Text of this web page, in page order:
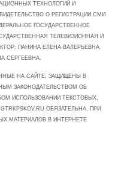
ТЕХНОЛОГИЙ И
О РЕГИСТРАЦИИ СМИ
ГОСУДАРСТВЕННОЕ
ТЕЛЕВИЗИОННАЯ И
ПАНИНА ЕЛЕНА ВАЛЕРЬЕВНА.
СЕРГЕЕВНА.
НА САЙТЕ, ЗАЩИЩЕНЫ В
ЗАКОНОДАТЕЛЬСТВОМ ОБ
ИСПОЛЬЗОВАНИИ ТЕКСТОВЫХ,
ОБЯЗАТЕЛЬНА. ПРИ
МАТЕРИАЛОВ В ИНТЕРНЕТЕ